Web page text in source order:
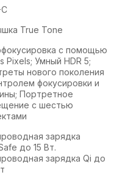
True Tone
с помощью
Pixels; Умный HDR 5;
нового поколения
фокусировки и
Портретное
с шестью
зарядка
до 15 Вт.
зарядка Qi до